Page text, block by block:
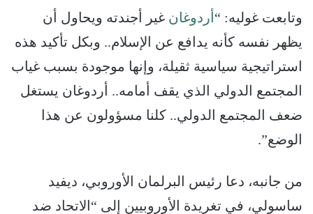
وتابعت غوليه: “ أردوغان غير أجندته ويحاول أن
يظهر نفسه كأنه يدافع عن الإسلام.. وبكل تأكيد هذه
استراتيجية سياسية ثقيلة، وإنها موجودة بسبب غياب
المجتمع الدولي الذي يقف أمامه.. أردوغان يستغل
ضعف المجتمع الدولي.. كلنا مسؤولون عن هذا
الوضع”.
من جانبه، دعا رئيس البرلمان الأوروبي، ديفيد
ساسولي، في تغريدة الأوروبيين إلى “الاتحاد ضد